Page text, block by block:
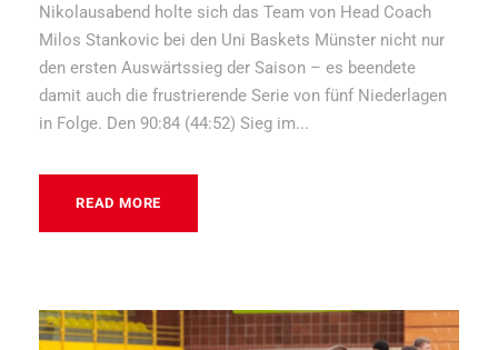
Nikolausabend holte sich das Team von Head Coach
Milos Stankovic bei den Uni Baskets Münster nicht nur
den ersten Auswärtssieg der Saison – es beendete
damit auch die frustrierende Serie von fünf Niederlagen
in Folge. Den 90:84 (44:52) Sieg im...
READ MORE